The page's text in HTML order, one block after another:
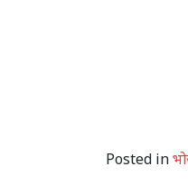
Posted in